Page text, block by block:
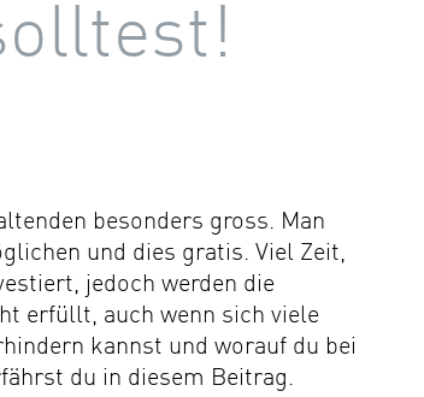
besonders gross. Man
und dies gratis. Viel Zeit,
jedoch werden die
erfüllt, auch wenn sich viele
kannst und worauf du bei
du in diesem Beitrag.